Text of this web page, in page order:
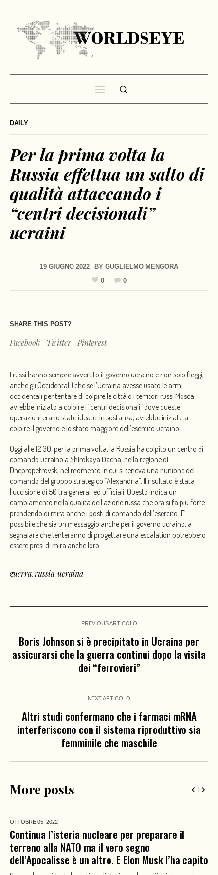
DAILY
Per la prima volta la
Russia effettua un salto di
qualità attaccando i
“centri decisionali”
ucraini
19 GIUGNO 2022 BY GUGLIELMO MENGORA
0
0
SHARE THIS POST?
Facebook Twitter Pinterest
I russi hanno sempre avvertito il governo ucraino e non solo (leggi,
anche gli Occidentali) che se l’Ucraina avesse usato le armi
occidentali per tentare di colpire le città o i territori russi Mosca
avrebbe iniziato a colpire i “centri decisionali” dove queste
operazioni erano state ideate. In sostanza, avrebbe iniziato a
colpire il governo e lo stato maggiore dell’esercito ucraino.
Oggi alle 12:30, per la prima volta, la Russia ha colpito un centro di
comando ucraino a Shirokaya Dacha, nella regione di
Dnepropetrovsk, nel momento in cui si teneva una riunione del
comando del gruppo strategico “Alexandria”. Il risultato è stata
l’uccisione di 50 tra generali ed ufficiali. Questo indica un
cambiamento nella qualità dell’azione russa che ora si fa più forte
prendendo di mira anche i posti di comando dell’esercito. E’
possibile che sia un messaggio anche per il governo ucraino, a
segnalare che tenteranno di progettare una escalation potrebbero
essere presi di mira anche loro.
guerra, russia, ucraina
PREVIOUS ARTICOLO
Boris Johnson si è precipitato in Ucraina per
assicurarsi che la guerra continui dopo la visita
dei “ferrovieri”
NEXT ARTICOLO
Altri studi confermano che i farmaci mRNA
interferiscono con il sistema riproduttivo sia
femminile che maschile
More posts
OTTOBRE 05, 2022
Continua l’isteria nucleare per preparare il
terreno alla NATO ma il vero segno
dell’Apocalisse è un altro. E Elon Musk l’ha capito